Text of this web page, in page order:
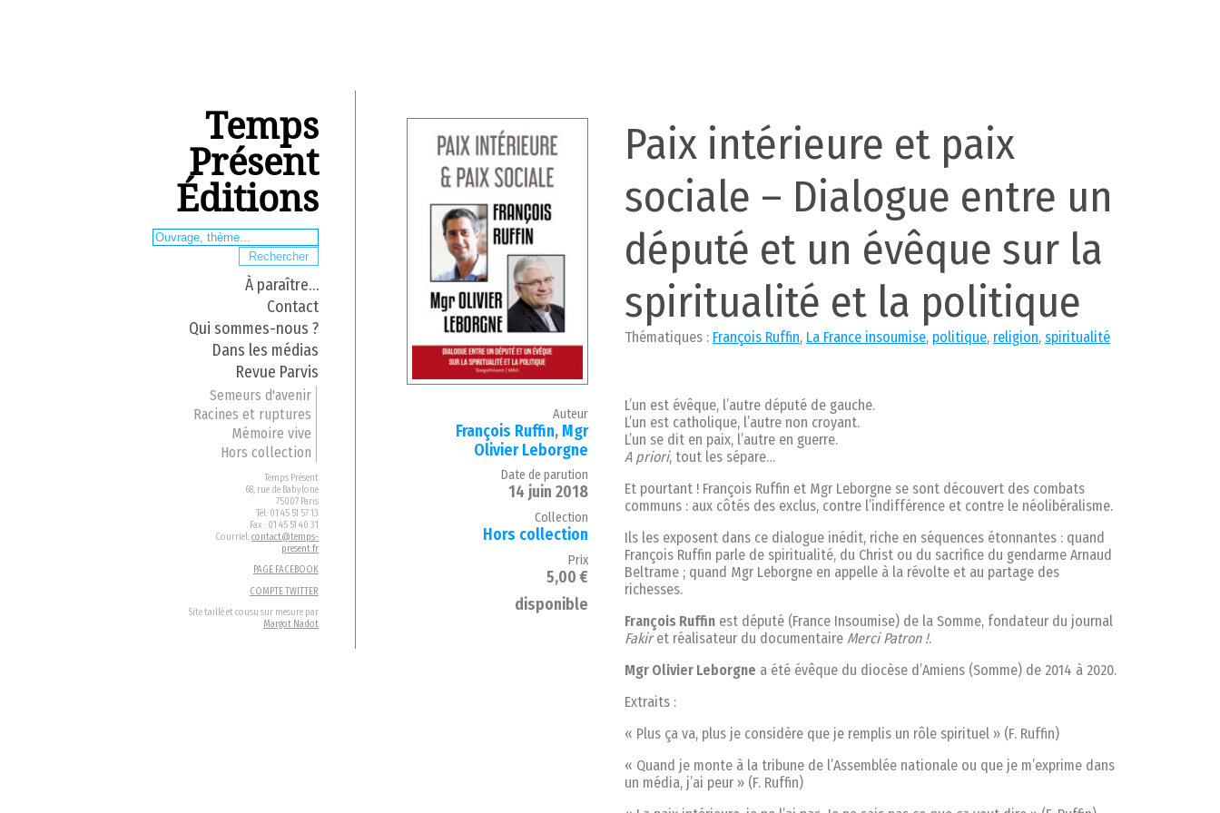
Temps
Présent
Éditions
À paraître…
Contact
Qui sommes-nous ?
Dans les médias
Revue Parvis
Semeurs d'avenir
Racines et ruptures
Mémoire vive
Hors collection
Temps Présent
68, rue de Babylone
75007 Paris
Tél: 01 45 51 57 13
Fax : 01 45 51 40 31
Courriel:contact@temps-
present.fr
PAGE FACEBOOK
COMPTE TWITTER
Site taillé et cousu sur mesure par
Margot Nadot
Paix intérieure et paix
sociale – Dialogue entre un
député et un évêque sur la
spiritualité et la politique
Thématiques : François Ruffin, La France insoumise, politique, religion, spiritualité
L’un est évêque, l’autre député de gauche.
L’un est catholique, l’autre non croyant.
L’un se dit en paix, l’autre en guerre.
A priori, tout les sépare…
Et pourtant ! François Ruffin et Mgr Leborgne se sont découvert des combats
communs : aux côtés des exclus, contre l’indifférence et contre le néolibéralisme.
Ils les exposent dans ce dialogue inédit, riche en séquences étonnantes : quand
François Ruffin parle de spiritualité, du Christ ou du sacrifice du gendarme Arnaud
Beltrame ; quand Mgr Leborgne en appelle à la révolte et au partage des
richesses.
François Ruffin est député (France Insoumise) de la Somme, fondateur du journal
Fakiret réalisateur du documentaire Merci Patron !.
Mgr Olivier Leborgne a été évêque du diocèse d’Amiens (Somme) de 2014 à 2020.
Extraits :
« Plus ça va, plus je considère que je remplis un rôle spirituel » (F. Ruffin)
« Quand je monte à la tribune de l’Assemblée nationale ou que je m’exprime dans
un média, j’ai peur » (F. Ruffin)
Auteur
François Ruffin, Mgr
Olivier Leborgne
Date de parution
14 juin 2018
Collection
Hors collection
Prix
5,00 €
disponible